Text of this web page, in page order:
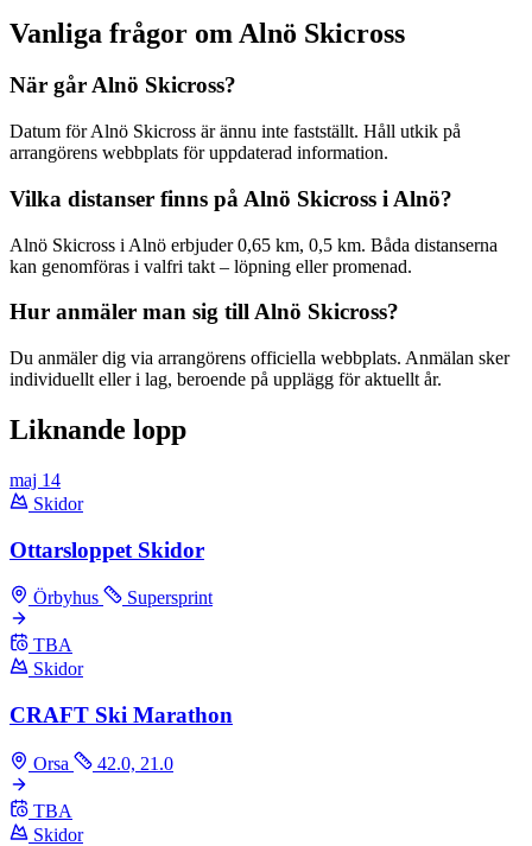
Vanliga frågor om Alnö Skicross
När går Alnö Skicross?
Datum för Alnö Skicross är ännu inte fastställt. Håll utkik på
arrangörens webbplats för uppdaterad information.
Vilka distanser finns på Alnö Skicross i Alnö?
Alnö Skicross i Alnö erbjuder 0,65 km, 0,5 km. Båda distanserna
kan genomföras i valfri takt – löpning eller promenad.
Hur anmäler man sig till Alnö Skicross?
Du anmäler dig via arrangörens officiella webbplats. Anmälan sker
individuellt eller i lag, beroende på upplägg för aktuellt år.
Liknande lopp
maj 14
Skidor
Ottarsloppet Skidor
Örbyhus Supersprint
TBA
Skidor
CRAFT Ski Marathon
Orsa 42.0, 21.0
TBA
Skidor